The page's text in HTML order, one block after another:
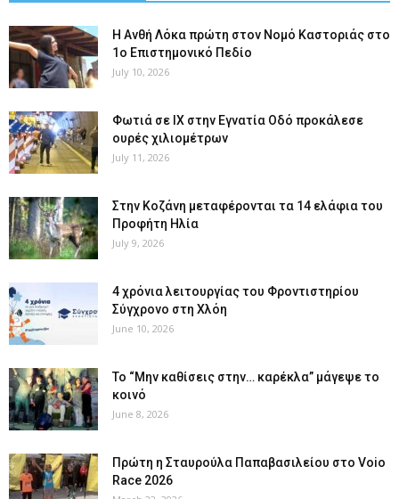
Η Ανθή Λόκα πρώτη στον Νομό Καστοριάς στο
1ο Επιστημονικό Πεδίο
July 10, 2026
Φωτιά σε ΙΧ στην Εγνατία Οδό προκάλεσε
ουρές χιλιομέτρων
July 11, 2026
Στην Κοζάνη μεταφέρονται τα 14 ελάφια του
Προφήτη Ηλία
July 9, 2026
4 χρόνια λειτουργίας του Φροντιστηρίου
Σύγχρονο στη Χλόη
June 10, 2026
Το “Μην καθίσεις στην… καρέκλα” μάγεψε το
κοινό
June 8, 2026
Πρώτη η Σταυρούλα Παπαβασιλείου στο Voio
Race 2026